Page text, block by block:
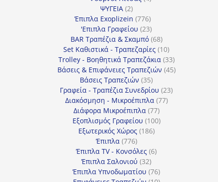
ΨΥΓΕΙΑ 22
προϊόντα
Έπιπλα Exoplizein 776776
προϊόντα
'Επιπλα Γραφείου 2323
προϊόντα
BAR Τραπέζια & Σκαμπό 6868
προϊόντα
Set Καθιστικά - Τραπεζαρίες 1010
προϊόντα
Trolley - Βοηθητικά Τραπεζάκια 3333
προϊόντα
Βάσεις & Επιφάνειες Τραπεζιών 4545
Βάσεις Τραπεζιών 3535
προϊόντα
Γραφεία - Τραπέζια Συνεδρίου 2323
Διακόσμηση - Μικροέπιπλα 7777
Διάφορα Μικροέπιπλα 7777
προϊόντα
Εξοπλισμός Γραφείου 100100
Εξωτερικός Χώρος 186186
Έπιπλα 776776
προϊόντα
Έπιπλα TV - Κονσόλες 66
Έπιπλα Σαλονιού 3232
προϊόντα
Έπιπλα Υπνοδωματίου 7676